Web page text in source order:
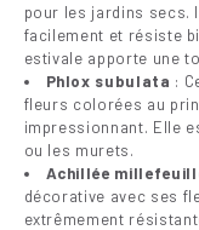
pour les jardins secs.
facilement et résiste
estivale apporte une
Phlox subulata :
fleurs colorées au
impressionnant. Elle
ou les murets.
Achillée
décorative avec ses
extrêmement